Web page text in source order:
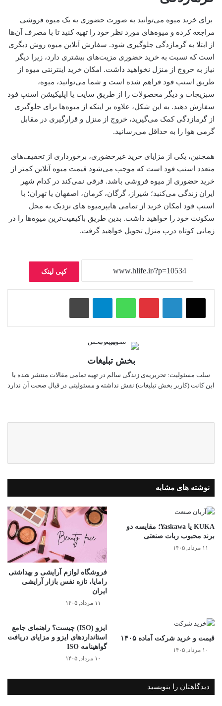
برای خرید میوه می‌توانید به صورت حضوری به یک میوه فروشی
مراجعه کرده و میوه‌های مورد نظر خود را تهیه کنید تا با مصرف آن‌ها
از ابتلا به گرمازدگی جلوگیری شود. سفارش آنلاین میوه روش دیگری
است که نسبت به خرید حضوری مزیت‌های بیشتری دارد، زیرا دیگر
نیاز به خروج از منزل نخواهید داشت. امکان خرید اینترنتی میوه از
طریق اسنپ فود فراهم شده است و شما می‌توانید، میوه،
سبزیجات و دیگر محصولات را از طریق سایت یا اپلیکیشن اسنپ فود
سفارش دهید. به این شکل، علاوه بر اینکه از میوه‌ها برای جلوگیری
از گرمازدگی کمک می‌گیرید، خروج از منزل و قرارگیری در مقابل
گرمی هوا را به حداقل می‌رسانید.
همچنین، یکی از مزایای خرید غیرحضوری، برخورداری از تخفیف‌های
متعدد اسنپ فود است که موجب می‌شود قیمت میوه آنلاین کمتر از
خرید حضوری از میوه فروشی باشد. فرقی نمی‌کند در کدام شهر
ایران زندگی می‌کنید؛ شیراز، گرگان، کرمان، اصفهان یا تهران؛ با
اسنپ فود امکان خرید از تمامی هایپرمیوه های نزدیک به محل
سکونت خود را خواهید داشت. بدین طریق باکیفیت‌ترین میوه‌ها را در
زمانی کوتاه درب منزل تحویل خواهید گرفت.
کپی لینک
پینتریستواتس آپ تلگرام چاپ
بخش تبلیغات
سلب‌ مسئولیت: تحریریه‌ی زندگی سالم در تهیه‌ تمامی مقالات منتشر شده با
این کانت (کاربر بخش تبلیغات) نقش نداشته و مسئولیتی در قبال صحت آن ندارد
نوشته های مشابه
KUKA یا Yaskawa؛ مقایسه دو
برند محبوب ربات صنعتی
۱۱ مرداد, ۱۴۰۵
فروشگاه لوازم آرایشی و بهداشتی
رامایا، تازه نفس بازار آرایشی
ایران
۱۱ مرداد, ۱۴۰۵
قیمت و خرید شرکت آماده ۱۴۰۵
۱۰ مرداد, ۱۴۰۵
ایزو (ISO) چیست؟ راهنمای جامع
استانداردهای ایزو و مزایای دریافت
گواهینامه ISO
۱۰ مرداد, ۱۴۰۵
دیدگاهتان را بنویسید